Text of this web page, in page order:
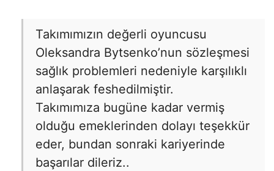
Takımımızın değerli oyuncusu
Oleksandra Bytsenko’nun sözleşmesi
sağlık problemleri nedeniyle karşılıklı
anlaşarak feshedilmiştir.
Takımımıza bugüne kadar vermiş
olduğu emeklerinden dolayı teşekkür
eder, bundan sonraki kariyerinde
başarılar dileriz..